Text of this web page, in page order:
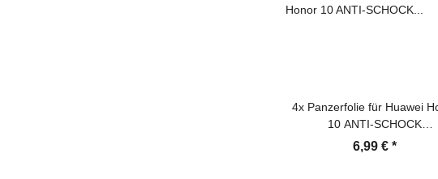
4x Panzerfolie für Huawei
10 ANTI-SCHOCK
Displayschutzfolie HD
6,99 € *